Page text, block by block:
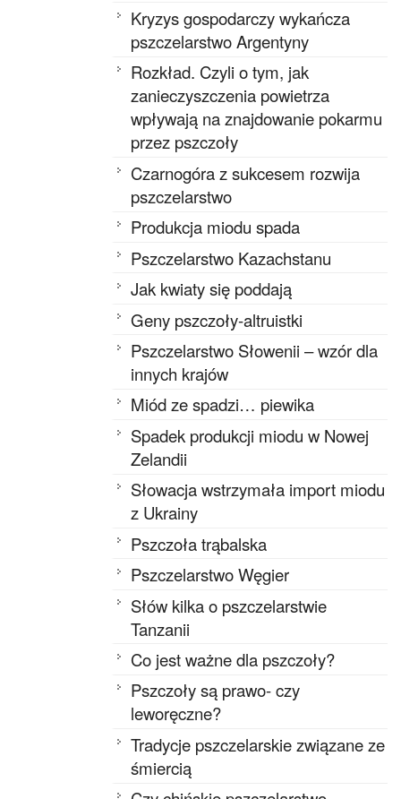
Kryzys gospodarczy wykańcza
pszczelarstwo Argentyny
Rozkład. Czyli o tym, jak
zanieczyszczenia powietrza
wpływają na znajdowanie pokarmu
przez pszczoły
Czarnogóra z sukcesem rozwija
pszczelarstwo
Produkcja miodu spada
Pszczelarstwo Kazachstanu
Jak kwiaty się poddają
Geny pszczoły-altruistki
Pszczelarstwo Słowenii – wzór dla
innych krajów
Miód ze spadzi… piewika
Spadek produkcji miodu w Nowej
Zelandii
Słowacja wstrzymała import miodu
z Ukrainy
Pszczoła trąbalska
Pszczelarstwo Węgier
Słów kilka o pszczelarstwie
Tanzanii
Co jest ważne dla pszczoły?
Pszczoły są prawo- czy
leworęczne?
Tradycje pszczelarskie związane ze
śmiercią